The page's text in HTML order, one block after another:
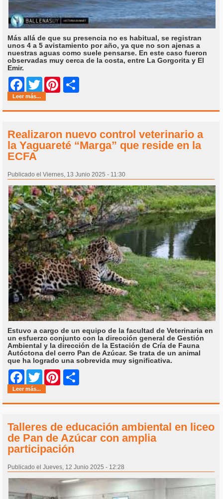
Más allá de que su presencia no es habitual, se registran
unos 4 a 5 avistamiento por año, ya que no son ajenas a
nuestras aguas como suele pensarse. En este caso fueron
observadas muy cerca de la costa, entre La Gorgorita y El
Emir.
Facebook
Twitter Pinterest
Leer más...
Realizaron nuevo control veterinario a
la Yaguareté “Marga” que reside en la
ECFA
Publicado el Viernes, 13 Junio 2025 - 11:30
Estuvo a cargo de un equipo de la facultad de Veterinaria en
un esfuerzo conjunto con la dirección general de Gestión
Ambiental y la dirección de la Estación de Cría de Fauna
Autóctona del cerro Pan de Azúcar. Se trata de un animal
que ha logrado una sobrevida muy significativa.
Facebook
Twitter Pinterest
Leer más...
Talleres de educación ambiental en liceo
de Pan de Azúcar con amplia
participación
Publicado el Jueves, 12 Junio 2025 - 12:28